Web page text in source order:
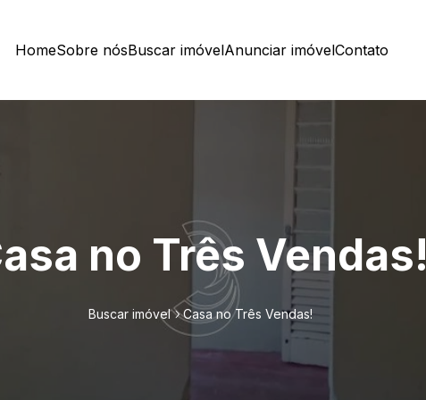
HomeSobre nósBuscar imóvelAnunciar imóvelContato
no Três Vendas!
Buscar imóvel Casa no Três Vendas!